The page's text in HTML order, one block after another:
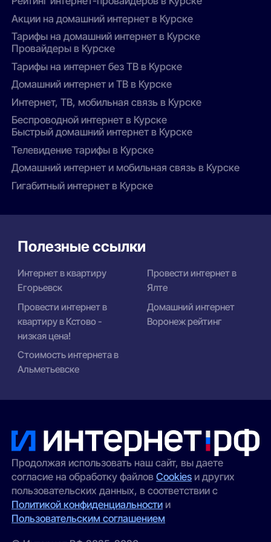
Акции на домашний интернет в Курске
Тарифы на домашний интернет в Курске
Провайдеры в Курске
Тарифы на интернет без ТВ в Курске
Домашний интернет и ТВ в Курске
Интернет, ТВ, мобильная связь в Курске
Беспроводной интернет в Курске
Быстрый домашний интернет в Курске
Телевидение тарифы в Курске
Домашний интернет и мобильная связь в Курске
Гигабитный интернет в Курске
Полезные ссылки
Интернет в квартиру
Егорьевск
Провести интернет в
Ялте
Провести интернет в
квартиру в Кстово -
низкая цена!
Домашний интернет
Воронеж рейтинг
Стоимость интернета в
Альметьевске
Продолжая использовать наш сайт, вы даете
согласие на обработку файловCookies и других
пользовательских данных, в соответствии с
Политикой конфиденциальности и
Пользовательским соглашением